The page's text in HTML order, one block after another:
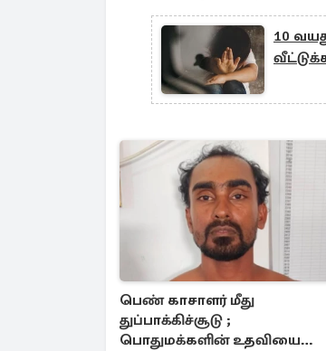
10
பெண் காசாளர் மீது
துப்பாக்கிச்சூடு ;
பொதுமக்களின் உதவியை